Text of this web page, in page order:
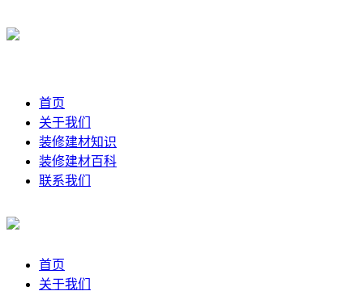
首页
关于我们
装修建材知识
装修建材百科
联系我们
首页
关于我们